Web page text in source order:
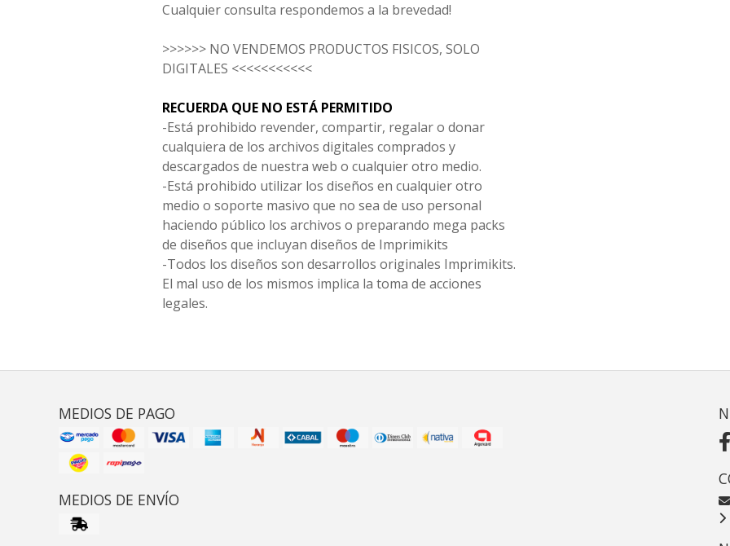
Cualquier consulta respondemos a la brevedad!
>>>>>> NO VENDEMOS PRODUCTOS FISICOS, SOLO
DIGITALES <<<<<<<<<<<
RECUERDA QUE NO ESTÁ PERMITIDO
-Está prohibido revender, compartir, regalar o donar
cualquiera de los archivos digitales comprados y
descargados de nuestra web o cualquier otro medio.
-Está prohibido utilizar los diseños en cualquier otro
medio o soporte masivo que no sea de uso personal
haciendo público los archivos o preparando mega packs
de diseños que incluyan diseños de Imprimikits
-Todos los diseños son desarrollos originales Imprimikits.
El mal uso de los mismos implica la toma de acciones
legales.
MEDIOS DE PAGO
MEDIOS DE ENVÍO